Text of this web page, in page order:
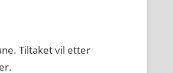
Tiltaket vil etter